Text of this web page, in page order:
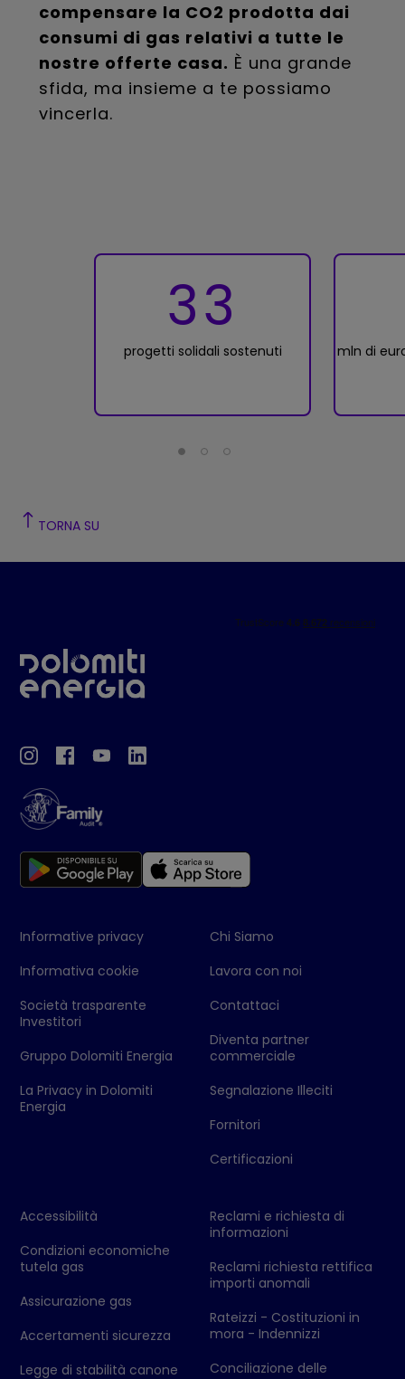
compensare la CO2 prodotta dai
consumi di gas relativi a tutte le
nostre offerte casa. È una grande
sfida, ma insieme a te possiamo
vincerla.
33
progetti solidali sostenuti mln di
TORNA SU
Informative privacy
Informativa cookie
Società trasparente
Investitori
Gruppo Dolomiti Energia
La Privacy in Dolomiti
Energia
Chi Siamo
Lavora con noi
Contattaci
Diventa partner
commerciale
Segnalazione Illeciti
Fornitori
Certificazioni
Accessibilità
Condizioni economiche
tutela gas
Assicurazione gas
Accertamenti sicurezza
Legge di stabilità canone
Reclami e richiesta di
informazioni
Reclami richiesta rettifica
importi anomali
Rateizzi - Costituzioni in
mora - Indennizzi
Conciliazione delle